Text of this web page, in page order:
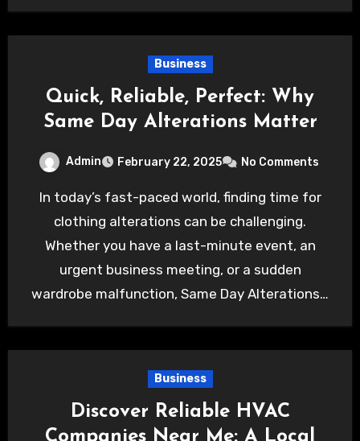
Business
Quick, Reliable, Perfect: Why
Same Day Alterations Matter
Admin February 22, 2025 No Comments
In today’s fast-paced world, finding time for
clothing alterations can be challenging.
Whether you have a last-minute event, an
urgent business meeting, or a sudden
wardrobe malfunction, Same Day Alterations…
Business
Discover Reliable HVAC